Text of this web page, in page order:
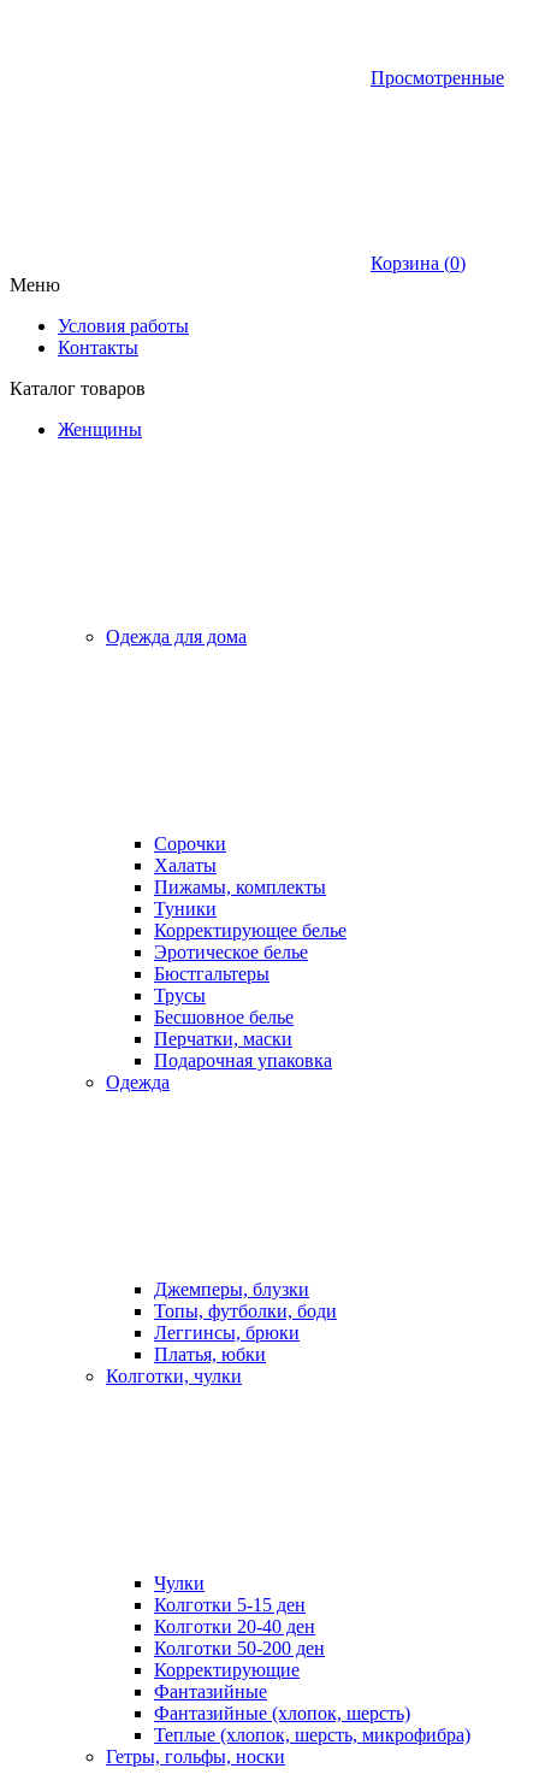
Просмотренные
Корзина (0)
Меню
Условия работы
Контакты
Каталог товаров
Женщины
Одежда для дома
Сорочки
Халаты
Пижамы, комплекты
Туники
Корректирующее белье
Эротическое белье
Бюстгальтеры
Трусы
Бесшовное белье
Перчатки, маски
Подарочная упаковка
Одежда
Джемперы, блузки
Топы, футболки, боди
Леггинсы, брюки
Платья, юбки
Колготки, чулки
Чулки
Колготки 5-15 ден
Колготки 20-40 ден
Колготки 50-200 ден
Корректирующие
Фантазийные
Фантазийные (хлопок, шерсть)
Теплые (хлопок, шерсть, микрофибра)
Гетры, гольфы, носки